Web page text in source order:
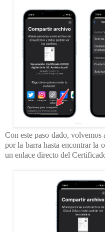
Con este paso dado,
por la barra hasta encontrar la
un enlace directo del